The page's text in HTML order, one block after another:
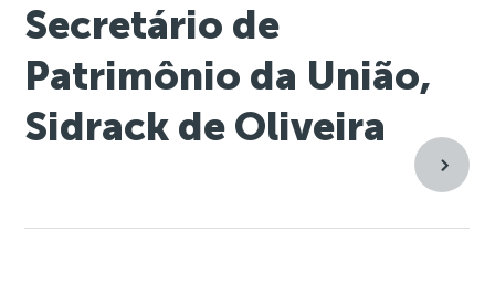
Secretário de
Patrimônio da União,
Sidrack de Oliveira